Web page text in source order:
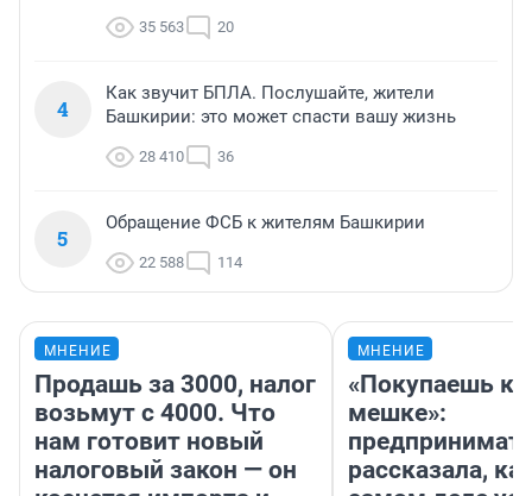
35 563 20
4
Как звучит БПЛА. Послушайте, жители
Башкирии: это может спасти вашу жизнь
28 410 36
5
Обращение ФСБ к жителям Башкирии
22 588 114
МНЕНИЕ
Продашь за 3000, налог
возьмут с 4000. Что
нам готовит новый
налоговый закон — он
МНЕНИЕ
«Покупаешь
мешке»:
рассказала,